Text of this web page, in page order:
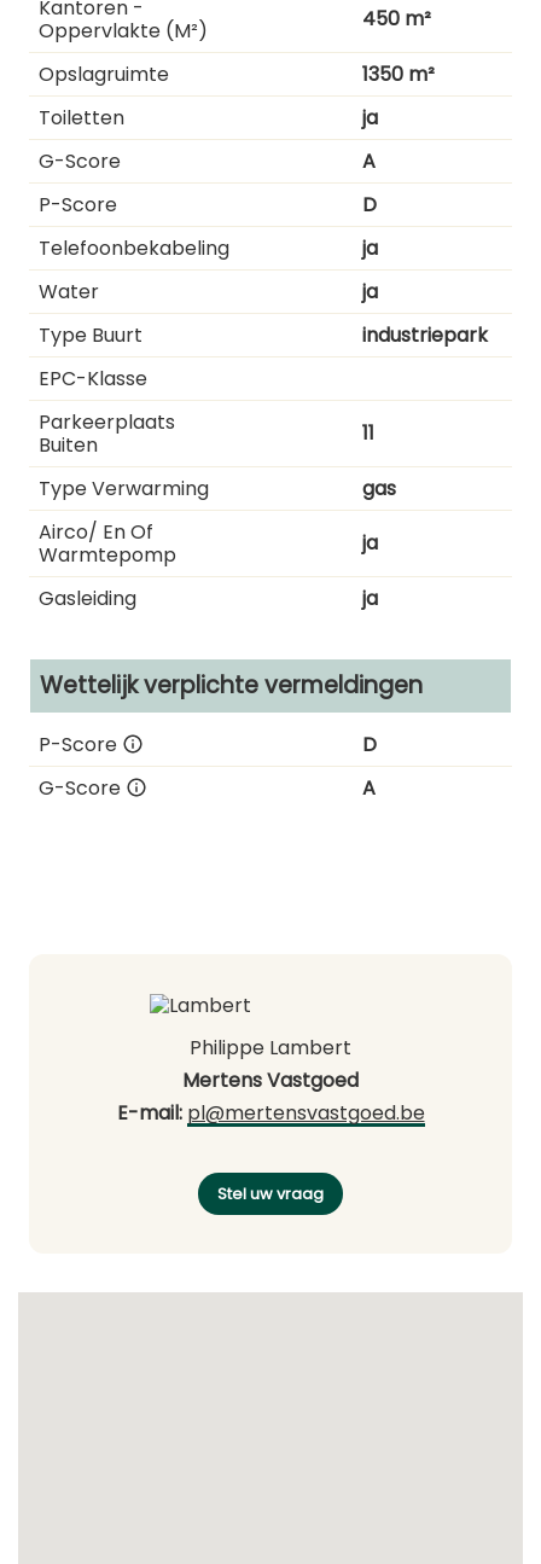
Kantoren -
Oppervlakte (m²)
450 m²
Opslagruimte
1350 m²
Toiletten
ja
G-Score
A
P-Score
D
Telefoonbekabeling
ja
Water
ja
Type Buurt
industriepark
EPC-Klasse
Parkeerplaats
Buiten
11
Type Verwarming
gas
Airco/ En Of
Warmtepomp
ja
Gasleiding
ja
Wettelijk verplichte vermeldingen
P-Score
D
G-Score
A
Philippe Lambert
Mertens Vastgoed
E-mail: pl@mertensvastgoed.be
Stel uw vraag